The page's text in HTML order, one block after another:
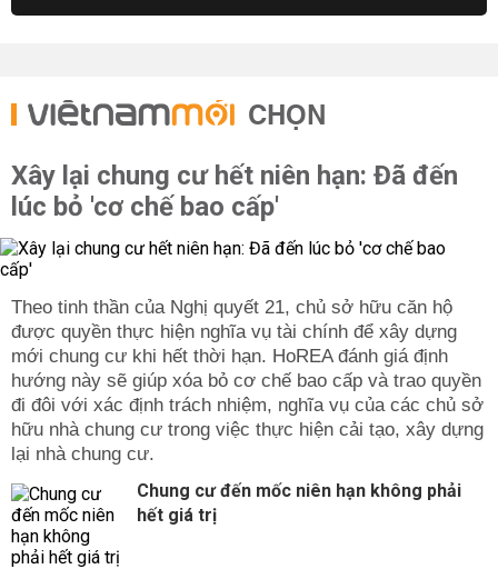
CHỌN
Xây lại chung cư hết niên hạn: Đã đến
lúc bỏ 'cơ chế bao cấp'
Theo tinh thần của Nghị quyết 21, chủ sở hữu căn hộ
được quyền thực hiện nghĩa vụ tài chính để xây dựng
mới chung cư khi hết thời hạn. HoREA đánh giá định
hướng này sẽ giúp xóa bỏ cơ chế bao cấp và trao quyền
đi đôi với xác định trách nhiệm, nghĩa vụ của các chủ sở
hữu nhà chung cư trong việc thực hiện cải tạo, xây dựng
lại nhà chung cư.
Chung cư đến mốc niên hạn không phải
hết giá trị